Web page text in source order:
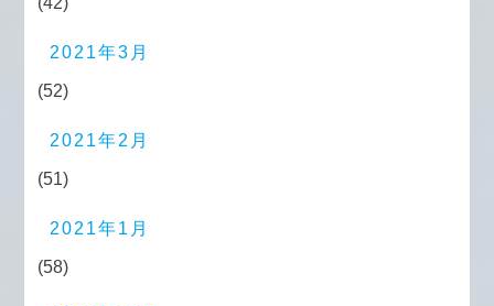
2021年3月
(52)
2021年2月
(51)
2021年1月
(58)